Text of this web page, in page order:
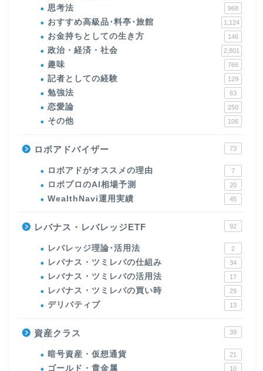
思考法 968
おすすめ高級品･料亭･旅館 1,124
お金持ちとしての生き方 146
政治・経済・社会 2,801
趣味 766
記者としての経験 129
勉強法 63
恋愛論 250
その他 106
ロボアドバイザー 73
ロボアドがオススメの理由 7
ロボプロのAI相場予測 20
WealthNavi運用実績 45
レバナス・レバレッジETF 92
レバレッジ理論･活用法 2
レバナス・ツミレバの仕組み 34
レバナス・ツミレバの活用法 17
レバナス・ツミレバの買い時 29
デリバティブ 13
資産クラス 39
暗号資産・仮想通貨 21
ゴールド・貴金属 10